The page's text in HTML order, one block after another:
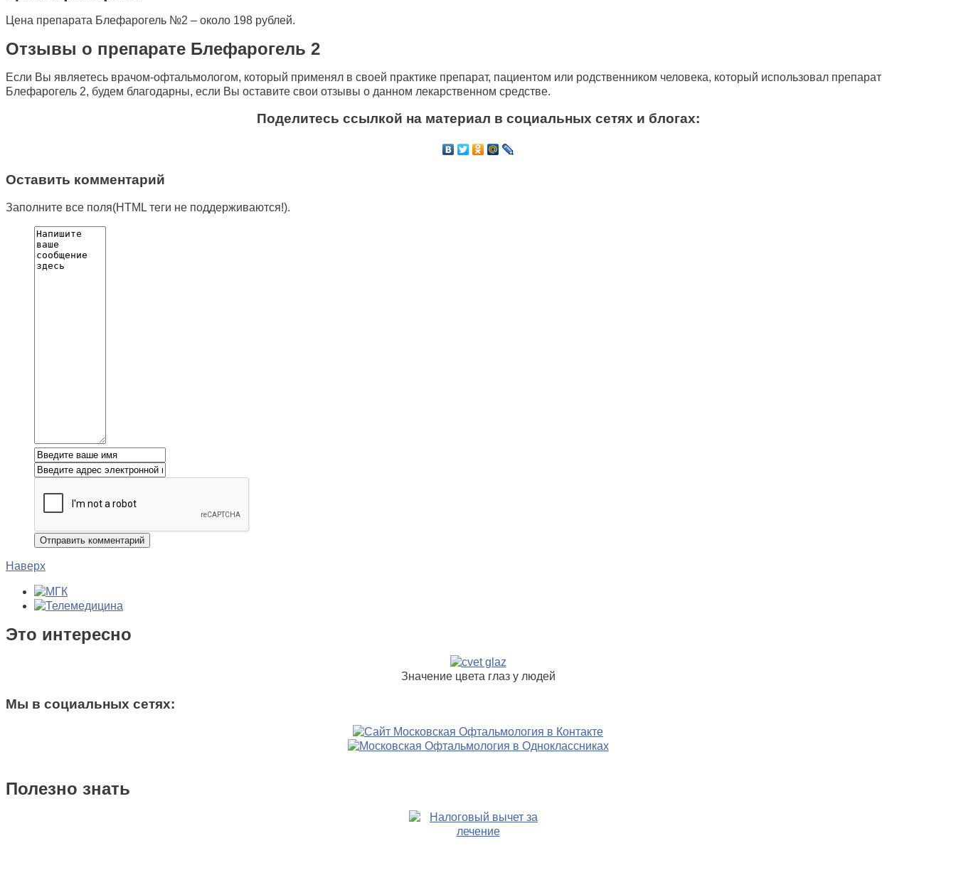
Цена препарата Блефарогель №2 – около 198 рублей.
Отзывы о препарате Блефарогель 2
Если Вы являетесь врачом-офтальмологом, который применял в своей практике препарат, пациентом или родственником человека, который использовал препарат
Блефарогель 2, будем благодарны, если Вы оставите свои отзывы о данном лекарственном средстве.
Поделитесь ссылкой на материал в социальных сетях и блогах:
Оставить комментарий
Заполните все поля(HTML теги не поддерживаются!).
Наверх
Это интересно
Значение цвета глаз у людей
Мы в социальных сетях:
Полезно знать